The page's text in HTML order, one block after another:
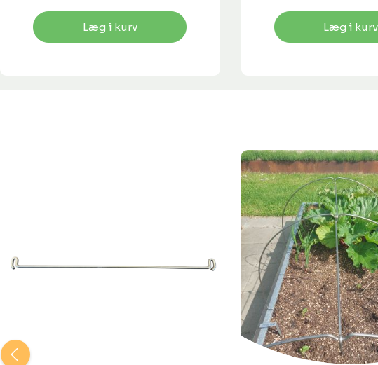
Læg i kurv Læg i kurv